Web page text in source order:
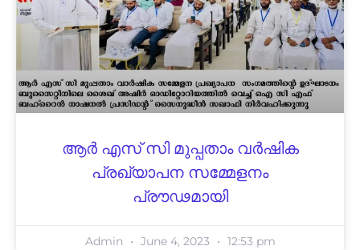
ആർ എസ് സി മുപ്പതാം വർഷിക
പ്രഖ്യാപന സമ്മേളനം
പ്രൗഢമായി
Admin June 4, 2023 12:53 pm